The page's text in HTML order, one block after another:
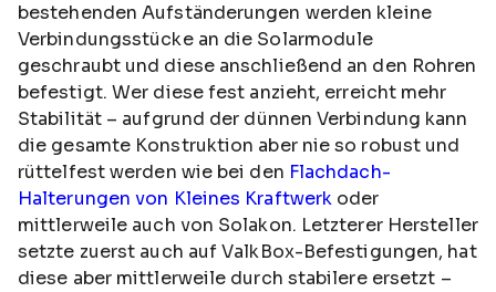
bestehenden Aufständerungen werden kleine
Verbindungsstücke an die Solarmodule
geschraubt und diese anschließend an den Rohren
befestigt. Wer diese fest anzieht, erreicht mehr
Stabilität – aufgrund der dünnen Verbindung kann
die gesamte Konstruktion aber nie so robust und
rüttelfest werden wie bei den Flachdach-
Halterungen von Kleines Kraftwerk oder
mittlerweile auch von Solakon. Letzterer Hersteller
setzte zuerst auch auf ValkBox-Befestigungen, hat
diese aber mittlerweile durch stabilere ersetzt –